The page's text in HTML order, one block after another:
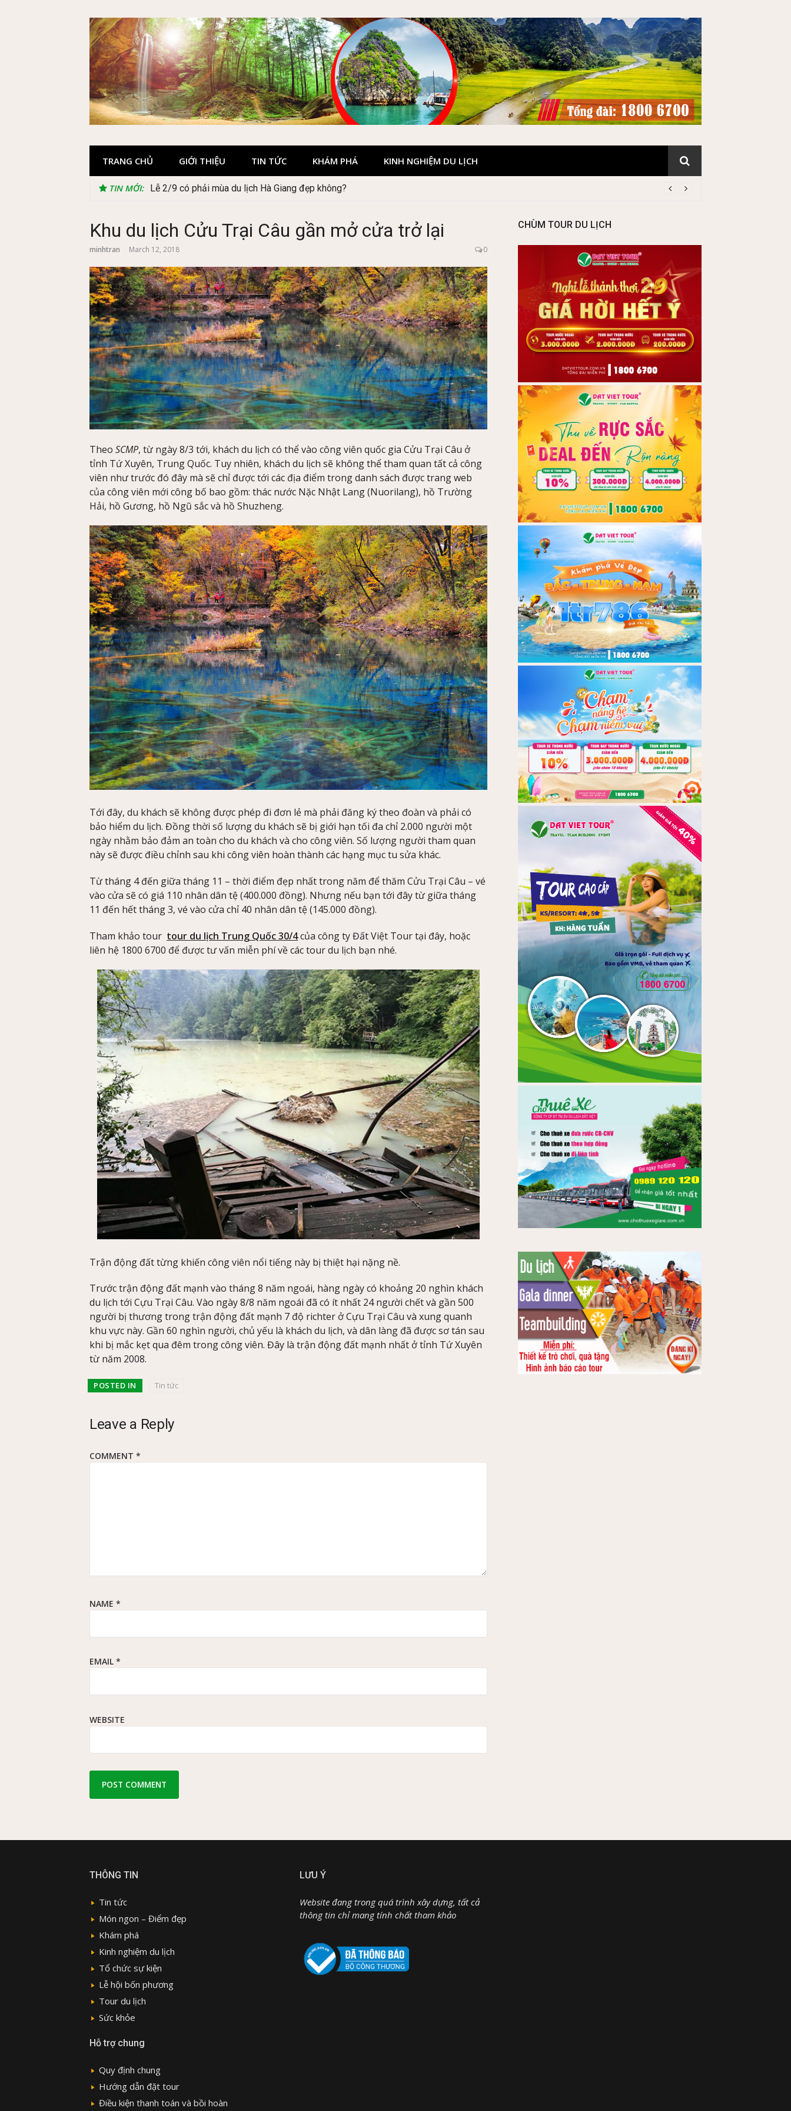
TRANG CHỦ GIỚI THIỆU TIN TỨC KHÁM PHÁ KINH NGHIỆM DU LỊCH
TIN MỚI: Lễ 2/9 có phải mùa du lịch Hà Giang đẹp không?
Khu du lịch Cửu Trại Câu gần mở cửa trở lại
minhtran March 12, 2018 0
Theo SCMP, từ ngày 8/3 tới, khách du lịch có thể vào công viên quốc gia Cửu Trại Câu ở
tỉnh Tứ Xuyên, Trung Quốc. Tuy nhiên, khách du lịch sẽ không thể tham quan tất cả công
viên như trước đó đây mà sẽ chỉ được tới các địa điểm trong danh sách được trang web
của công viên mới công bố bao gồm: thác nước Nặc Nhật Lang (Nuorilang), hồ Trường
Hải, hồ Gương, hồ Ngũ sắc và hồ Shuzheng.
Tới đây, du khách sẽ không được phép đi đơn lẻ mà phải đăng ký theo đoàn và phải có
bảo hiểm du lịch. Đồng thời số lượng du khách sẽ bị giới hạn tối đa chỉ 2.000 người một
ngày nhằm bảo đảm an toàn cho du khách và cho công viên. Số lượng người tham quan
này sẽ được điều chỉnh sau khi công viên hoàn thành các hạng mục tu sửa khác.
Từ tháng 4 đến giữa tháng 11 – thời điểm đẹp nhất trong năm để thăm Cửu Trại Câu – vé
vào cửa sẽ có giá 110 nhân dân tệ (400.000 đồng). Nhưng nếu bạn tới đây từ giữa tháng
11 đến hết tháng 3, vé vào cửa chỉ 40 nhân dân tệ (145.000 đồng).
Tham khảo tour tour du lịch Trung Quốc 30/4của công ty Đất Việt Tour tại đây, hoặc
liên hệ 1800 6700 để được tư vấn miễn phí về các tour du lịch bạn nhé.
Trận động đất từng khiến công viên nổi tiếng này bị thiệt hại nặng nề.
Trước trận động đất mạnh vào tháng 8 năm ngoái, hàng ngày có khoảng 20 nghìn khách
du lịch tới Cựu Trại Câu. Vào ngày 8/8 năm ngoái đã có ít nhất 24 người chết và gần 500
người bị thương trong trận động đất mạnh 7 độ richter ở Cựu Trại Câu và xung quanh
khu vực này. Gần 60 nghìn người, chủ yếu là khách du lịch, và dân làng đã được sơ tán sau
khi bị mắc kẹt qua đêm trong công viên. Đây là trận động đất mạnh nhất ở tỉnh Tứ Xuyên
từ năm 2008.
POSTED IN Tin tức
Leave a Reply
COMMENT *
NAME *
EMAIL *
WEBSITE
CHÙM TOUR DU LỊCH
THÔNG TIN
Tin tức
Món ngon – Điểm đẹp
Khám phá
Kinh nghiệm du lịch
Tổ chức sự kiện
Lễ hội bốn phương
Tour du lịch
Sức khỏe
Hỗ trợ chung
Quy định chung
Hướng dẫn đặt tour
Điều kiện thanh toán và bồi hoàn
LƯU Ý
Website đang trong quá trình xây dựng, tất cả
thông tin chỉ mang tính chất tham khảo